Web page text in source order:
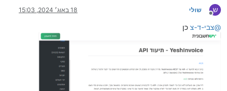
ש
מנותק
שולי 18 באוג׳ 2024, 15:03
@צבי-ד-צ כן